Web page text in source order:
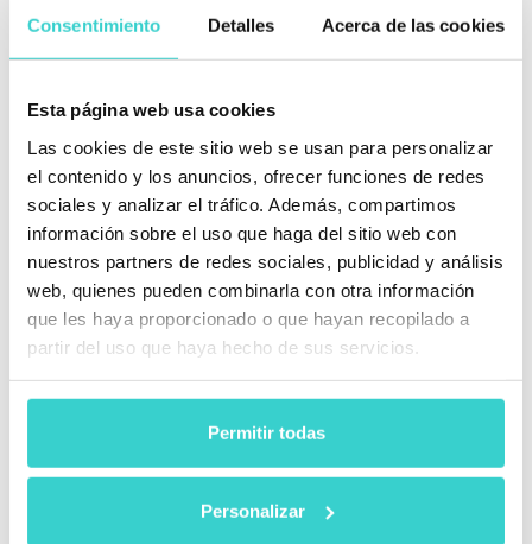
Consentimiento Detalles Acerca de las cookies
Esta página web usa cookies
Las cookies de este sitio web se usan para personalizar
el contenido y los anuncios, ofrecer funciones de redes
sociales y analizar el tráfico. Además, compartimos
información sobre el uso que haga del sitio web con
nuestros partners de redes sociales, publicidad y análisis
web, quienes pueden combinarla con otra información
que les haya proporcionado o que hayan recopilado a
partir del uso que haya hecho de sus servicios.
Permitir todas
Personalizar
ITC es un buen evento de networking en la industria de
la telefonía móvil, la informática y la electrónica de
el mundo, en contacto.
"El evento ITC es mucho más que coleccionar tarjetas
de visita y apretones de manos. Se trata de establecer
relaciones comerciales que perduren en el tiempo",
afirman los organizadores de la ITC.
En la exposición estarán presentes nuestros productos
estrellas, los cuales presentamos con orgullo a